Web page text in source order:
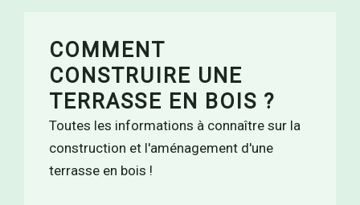
COMMENT
CONSTRUIRE UNE
TERRASSE EN BOIS ?
Toutes les informations à connaître sur la
construction et l'aménagement d'une
terrasse en bois !